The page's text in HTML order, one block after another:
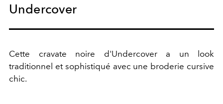
Undercover
Cette cravate noire d'Undercover a un look
traditionnel et sophistiqué avec une broderie cursive
chic.